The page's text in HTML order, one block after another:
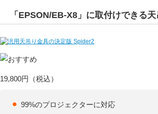
「EPSON/EB-X8」 に取付けできる
19,800円 （税込）
99%のプロジェクターに対応